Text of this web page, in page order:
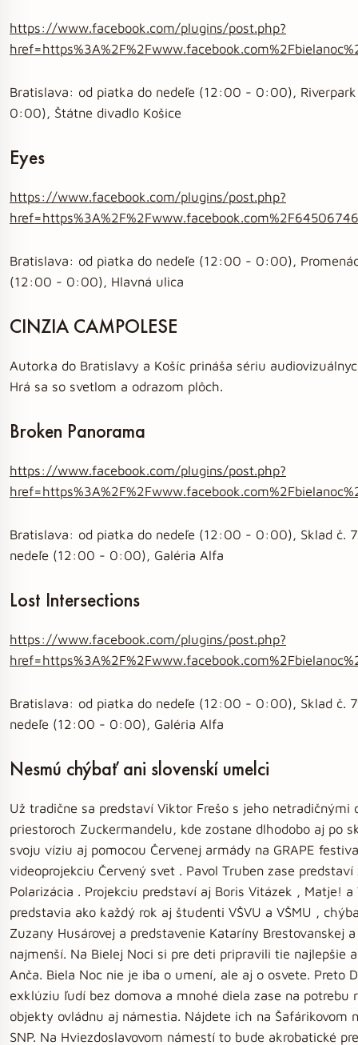
https://www.facebook.com/plugins/post.php?
Bratislava: od piatka do nedeľe (12:00 - 0:00),
0:00), Štátne divadlo Košice
Eyes
https://www.facebook.com/plugins/post.php?
Bratislava: od piatka do nedeľe (12:00 - 0:00),
(12:00 - 0:00), Hlavná ulica
CINZIA CAMPOLESE
Autorka do Bratislavy a Košíc prináša sériu
Hrá sa so svetlom a odrazom plôch.
Broken Panorama
https://www.facebook.com/plugins/post.php?
Bratislava: od piatka do nedeľe (12:00 - 0:00), Sklad č.
nedeľe (12:00 - 0:00), Galéria Alfa
Lost Intersections
https://www.facebook.com/plugins/post.php?
Bratislava: od piatka do nedeľe (12:00 - 0:00), Sklad č.
nedeľe (12:00 - 0:00), Galéria Alfa
Nesmú chýbať ani slovenskí umelci
Už tradične sa predstaví Viktor Frešo s jeho
priestoroch Zuckermandelu, kde zostane dlhodobo aj po
svoju víziu aj pomocou Červenej armády na GRAPE
videoprojekciu Červený svet . Pavol Truben zase
Polarizácia . Projekciu predstaví aj Boris Vitázek , Matje! a
predstavia ako každý rok aj študenti VŠVU a VŠMU ,
Zuzany Husárovej a predstavenie Kataríny Brestovanskej
najmenší. Na Bielej Noci si pre deti pripravili tie najlepšie
Anča. Biela Noc nie je iba o umení, ale aj o osvete. Preto
exklúziu ľudí bez domova a mnohé diela zase na potrebu
objekty ovládnu aj námestia. Nájdete ich na
SNP. Na Hviezdoslavovom námestí to bude akrobatické